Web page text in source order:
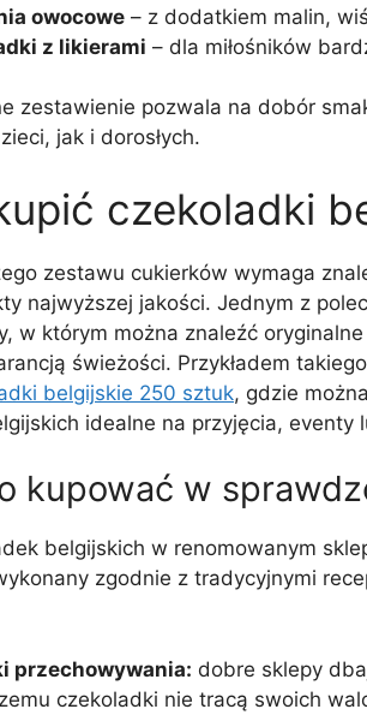
owocowe – z dodatkiem malin,
z likierami – dla miłośników
zestawienie pozwala na dobór
jak i dorosłych.
czekoladki
zestawu cukierków wymaga
najwyższej jakości. Jednym z
w którym można znaleźć
świeżości. Przykładem
belgijskie 250 sztuk, gdzie
idealne na przyjęcia, eventy
kupować w
belgijskich w renomowanym
zgodnie z tradycyjnymi
przechowywania: dobre sklepy
czekoladki nie tracą swoich